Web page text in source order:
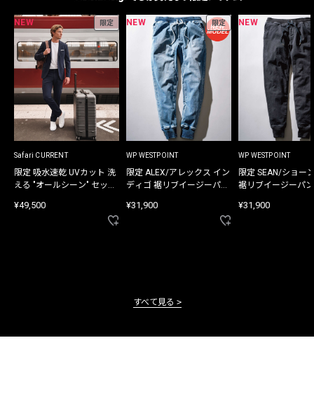
NEW 限定
Safari CURRENT
限定 吸水速乾 UVカット 洗
える "オールシーン" セット
¥49,500
NEW 限定
WP WESTPOINT
限定 ALEX/アレックス イン
ディゴ 裾リブイージーパン
¥31,900
NEW
WP WESTPOINT
限定 SEAN/ショー
裾リブイージーパ
¥31,900
すべて見る